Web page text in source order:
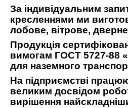
За індивідуальним
кресленнями ми
лобове, вітрове,
Продукція
вимогам ГОСТ 5727-88
для наземного
На підприємстві
великим досвідом
вирішення